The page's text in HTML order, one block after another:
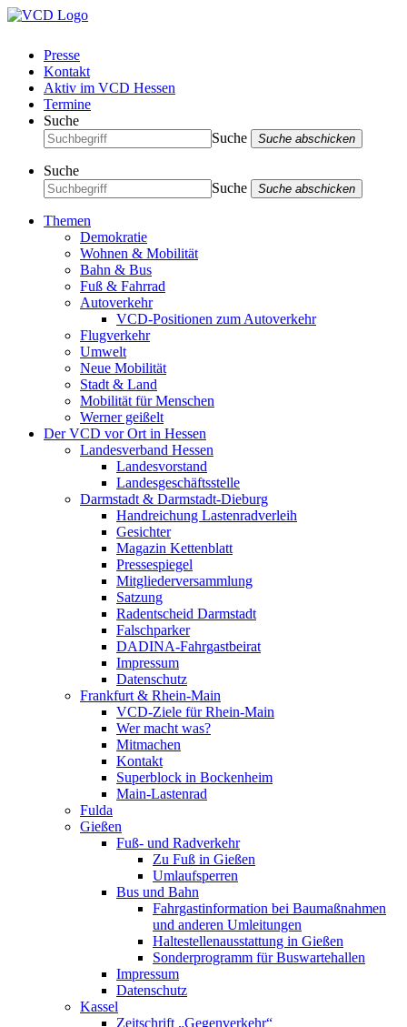
Presse
Kontakt
Aktiv im VCD Hessen
Termine
Suche
Suche
Suche abschicken
Suche
Suche
Suche abschicken
Themen
Demokratie
Wohnen & Mobilität
Bahn & Bus
Fuß & Fahrrad
Autoverkehr
VCD-Positionen zum Autoverkehr
Flugverkehr
Umwelt
Neue Mobilität
Stadt & Land
Mobilität für Menschen
Werner geißelt
Der VCD vor Ort in Hessen
Landesverband Hessen
Landesvorstand
Landesgeschäftsstelle
Darmstadt & Darmstadt-Dieburg
Handreichung Lastenradverleih
Gesichter
Magazin Kettenblatt
Pressespiegel
Mitgliederversammlung
Satzung
Radentscheid Darmstadt
Falschparker
DADINA-Fahrgastbeirat
Impressum
Datenschutz
Frankfurt & Rhein-Main
VCD-Ziele für Rhein-Main
Wer macht was?
Mitmachen
Kontakt
Superblock in Bockenheim
Main-Lastenrad
Fulda
Gießen
Fuß- und Radverkehr
Zu Fuß in Gießen
Umlaufsperren
Bus und Bahn
Fahrgastinformation bei Baumaßnahmen
und anderen Umleitungen
Haltestellenausstattung in Gießen
Sonderprogramm für Buswartehallen
Impressum
Datenschutz
Kassel
Zeitschrift „Gegenverkehr“